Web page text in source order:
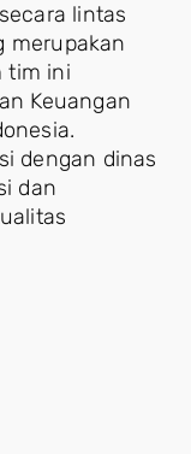
lintas
merupakan
tim ini
Keuangan
dengan dinas
dan